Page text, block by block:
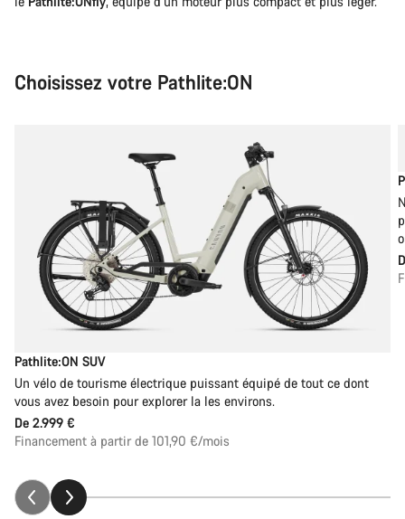
Choisissez votre Pathlite:ON
Pathlite:ON SUV
Un vélo de tourisme électrique puissant équipé de tout ce dont
vous avez besoin pour explorer la les environs.
De 2.999 €
Financement à partir de 101,90 €/mois